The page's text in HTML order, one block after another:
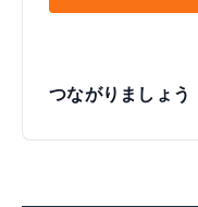
つながりましょう